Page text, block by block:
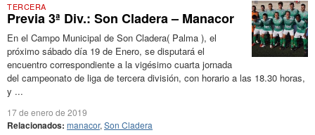
TERCERA
Previa 3ª Div.: Son Cladera – Manacor
En el Campo Municipal de Son Cladera( Palma ), el
próximo sábado día 19 de Enero, se disputará el
encuentro correspondiente a la vigésimo cuarta jornada
del campeonato de liga de tercera división, con horario a las 18.30 horas,
y ...
17 de enero de 2019
Relacionados: manacor, Son Cladera